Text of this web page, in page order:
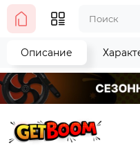
Описание